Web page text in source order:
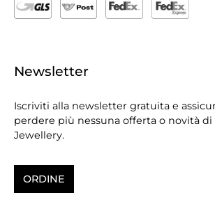
Newsletter
Iscriviti alla newsletter gratuita e
perdere più nessuna offerta o novità di
Jewellery.
ORDINE